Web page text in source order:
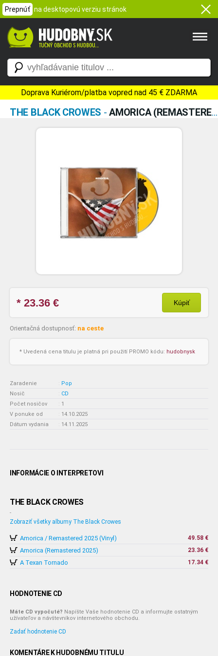
Prepnúť na desktopovú verziu stránok
Doprava Kuriérom/platba vopred nad 45 € ZDARMA
THE BLACK CROWES -AMORICA (REMASTERED 2025)
* 23.36 € Kúpiť
Orientačná dostupnosť: na ceste
* Uvedená cena titulu je platná pri použití PROMO kódu: hudobnysk
Zaradenie : Pop
Nosič
: CD
Počet nosičov
: 1
V ponuke od
: 14.10.2025
Dátum vydania
: 14.11.2025
INFORMÁCIE O INTERPRETOVI
THE BLACK CROWES
-
Zobraziť všetky albumy The Black Crowes
Amorica / Remastered 2025 (Vinyl) 49.58 €
Amorica (Remastered 2025) 23.36 €
A Texan Tornado 17.34 €
HODNOTENIE CD
Máte CD vypočuté? Napíšte Vaše hodnotenie CD a informujte ostatným
užívateľov a návštevníkov internetového obchodu.
Zadať hodnotenie CD
KOMENTÁRE K HUDOBNÉMU TITULU